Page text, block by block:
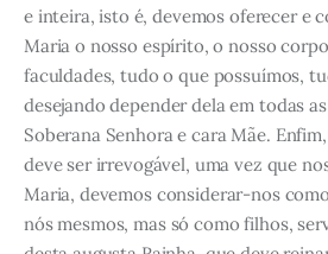
e inteira, isto é, devemos oferecer e
Maria o nosso espírito, o nosso
faculdades, tudo o que possuímos,
desejando depender dela em todas
Soberana Senhora e cara Mãe.
deve ser irrevogável, uma vez que
Maria, devemos considerar-nos
nós mesmos, mas só como filhos,